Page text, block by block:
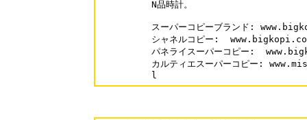
N品時計。
スーパーコピーブランド:
シャネルコピー:
パネライスーパーコピー:
カルティエスーパーコピー:
l